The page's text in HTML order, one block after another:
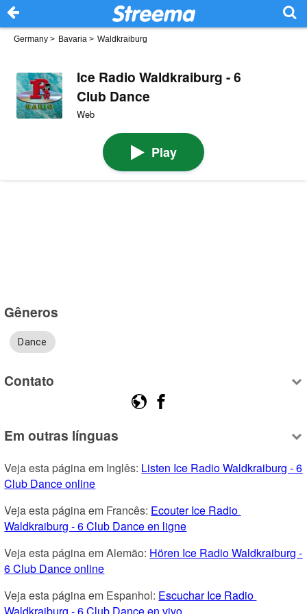
Germany > Bavaria > Waldkraiburg
Ice Radio Waldkraiburg - 6
Club Dance
Web
Play
Gêneros
Dance
Contato
Em outras línguas
Veja esta página em Inglês: Listen Ice Radio Waldkraiburg - 6
Club Dance online
Veja esta página em Francês: Ecouter Ice Radio
Waldkraiburg - 6 Club Dance en ligne
Veja esta página em Alemão: Hören Ice Radio Waldkraiburg -
6 Club Dance online
Veja esta página em Espanhol: Escuchar Ice Radio
Waldkraiburg - 6 Club Dance en vivo